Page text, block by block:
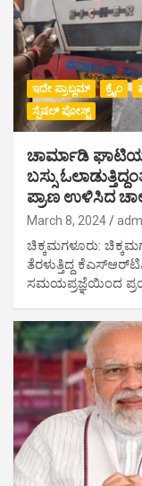
ಇದೇ ಪ್ರಾಬ್ಲಮ್ ಕ್ರೈಂ
ಸ್ಪೆಷಲ್ ಪೋಸ್ಟ್
ಚಾರ್ಮಾಡಿ ಘಾಟಿಯ
ಬಸ್ಸು
ಪ್ರಾಣ ಉಳಿಸಿದ
March 8, 2024
ಚಿಕ್ಕಮಗಳೂರು:
ತೆರಳುತ್ತಿದ್ದ
ಸಮಯಪ್ರಜ್ಞೆಯಿಂದ